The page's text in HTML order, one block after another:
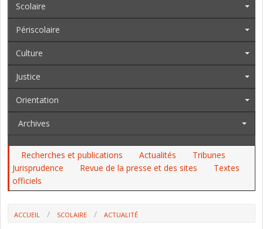
Scolaire
Périscolaire
Culture
Justice
Orientation
Archives
Recherches et publications Actualités
Tribunes
Jurisprudence
Revue de la presse et des sites
Textes
officiels
ACCUEIL SCOLAIRE ACTUALITÉ